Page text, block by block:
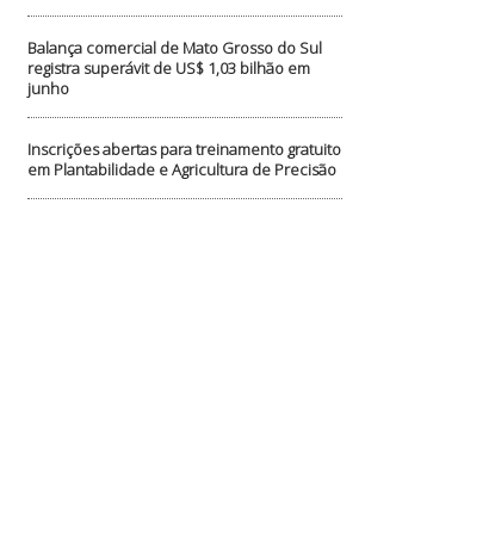
Balança comercial de Mato Grosso do Sul
registra superávit de US$ 1,03 bilhão em
junho
Inscrições abertas para treinamento gratuito
em Plantabilidade e Agricultura de Precisão